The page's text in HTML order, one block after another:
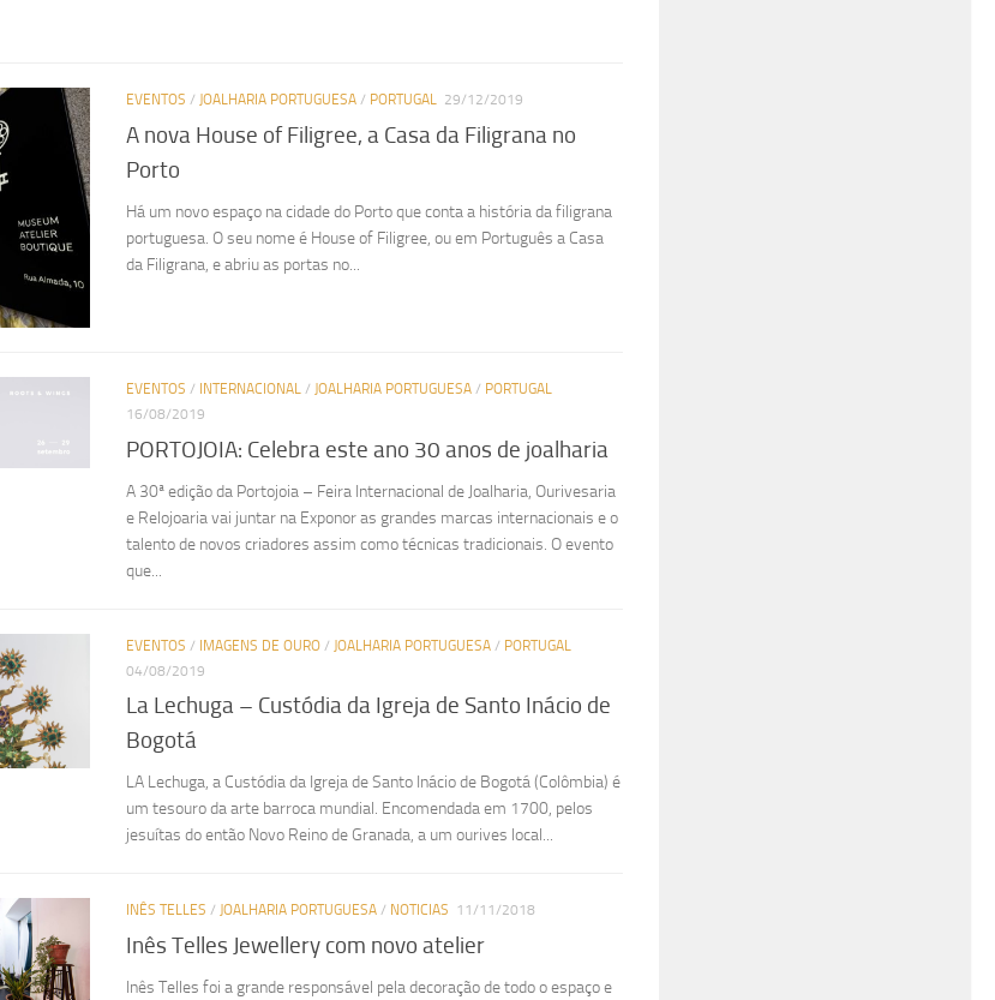
EVENTOS / JOALHARIA PORTUGUESA / PORTUGAL 29/12/2019
A nova House of Filigree, a Casa da Filigrana no
Porto
Há um novo espaço na cidade do Porto que conta a história da filigrana
portuguesa. O seu nome é House of Filigree, ou em Português a Casa
da Filigrana, e abriu as portas no...
EVENTOS / INTERNACIONAL / JOALHARIA PORTUGUESA / PORTUGAL
16/08/2019
PORTOJOIA: Celebra este ano 30 anos de joalharia
A 30ª edição da Portojoia – Feira Internacional de Joalharia, Ourivesaria
e Relojoaria vai juntar na Exponor as grandes marcas internacionais e o
talento de novos criadores assim como técnicas tradicionais. O evento
que...
EVENTOS / IMAGENS DE OURO / JOALHARIA PORTUGUESA / PORTUGAL
04/08/2019
La Lechuga – Custódia da Igreja de Santo Inácio de
Bogotá
LA Lechuga, a Custódia da Igreja de Santo Inácio de Bogotá (Colômbia) é
um tesouro da arte barroca mundial. Encomendada em 1700, pelos
jesuítas do então Novo Reino de Granada, a um ourives local...
INÊS TELLES / JOALHARIA PORTUGUESA / NOTICIAS 11/11/2018
Inês Telles Jewellery com novo atelier
Inês Telles foi a grande responsável pela decoração de todo o espaço e